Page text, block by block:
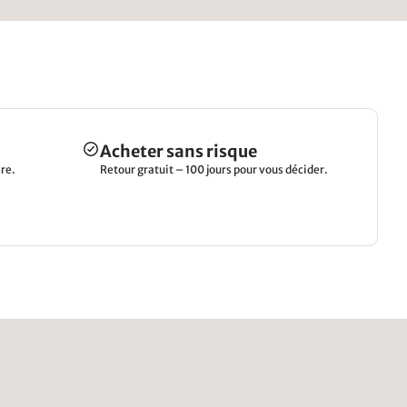
Acheter sans risque
Retour gratuit – 100 jours pour vous décider.